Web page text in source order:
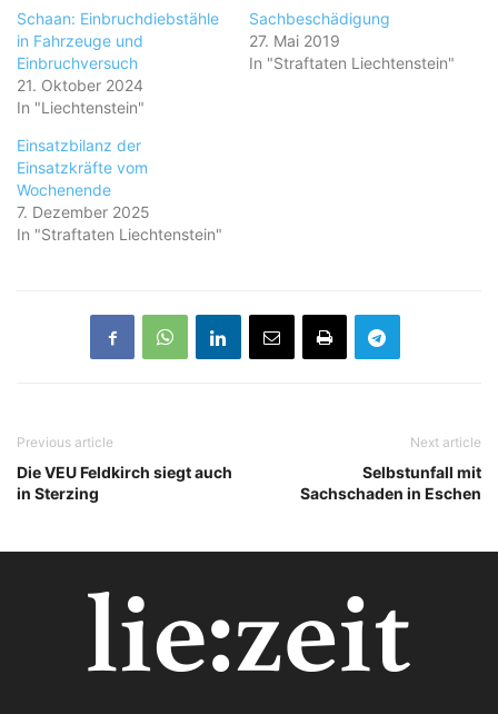
Schaan: Einbruchdiebstähle
in Fahrzeuge und
Einbruchversuch
21. Oktober 2024
In "Liechtenstein"
Sachbeschädigung
27. Mai 2019
In "Straftaten Liechtenstein"
Einsatzbilanz der
Einsatzkräfte vom
Wochenende
7. Dezember 2025
In "Straftaten Liechtenstein"
Previous article
Die VEU Feldkirch siegt auch
in Sterzing
Next article
Selbstunfall mit
Sachschaden in Eschen